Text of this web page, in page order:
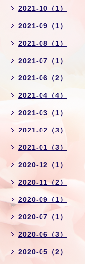
2021-10（1）
2021-09（1）
2021-08（1）
2021-07（1）
2021-06（2）
2021-04（4）
2021-03（1）
2021-02（3）
2021-01（3）
2020-12（1）
2020-11（2）
2020-09（1）
2020-07（1）
2020-06（3）
2020-05（2）